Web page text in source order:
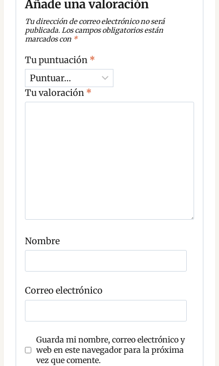
Añade una valoración
Tu dirección de correo electrónico no será
publicada. Los campos obligatorios están
marcados con *
Tu puntuación *
Tu valoración *
m
e
r
i
o
Nombre
Correo electrónico
Guarda mi nombre, correo electrónico y
web en este navegador para la próxima
vez que comente.